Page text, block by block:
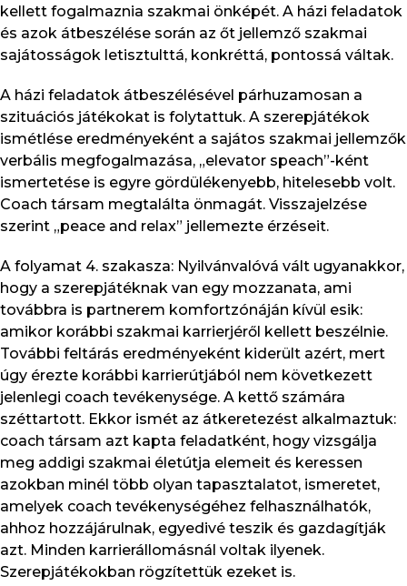
kellett fogalmaznia szakmai önképét. A házi feladatok
és azok átbeszélése során az őt jellemző szakmai
sajátosságok letisztulttá, konkréttá, pontossá váltak.
A házi feladatok átbeszélésével párhuzamosan a
szituációs játékokat is folytattuk. A szerepjátékok
ismétlése eredményeként a sajátos szakmai jellemzők
verbális megfogalmazása, „elevator speach”-ként
ismertetése is egyre gördülékenyebb, hitelesebb volt.
Coach társam megtalálta önmagát. Visszajelzése
szerint „peace and relax” jellemezte érzéseit.
A folyamat 4. szakasza: Nyilvánvalóvá vált ugyanakkor,
hogy a szerepjátéknak van egy mozzanata, ami
továbbra is partnerem komfortzónáján kívül esik:
amikor korábbi szakmai karrierjéről kellett beszélnie.
További feltárás eredményeként kiderült azért, mert
úgy érezte korábbi karrierútjából nem következett
jelenlegi coach tevékenysége. A kettő számára
széttartott. Ekkor ismét az átkeretezést alkalmaztuk:
coach társam azt kapta feladatként, hogy vizsgálja
meg addigi szakmai életútja elemeit és keressen
azokban minél több olyan tapasztalatot, ismeretet,
amelyek coach tevékenységéhez felhasználhatók,
ahhoz hozzájárulnak, egyedivé teszik és gazdagítják
azt. Minden karrierállomásnál voltak ilyenek.
Szerepjátékokban rögzítettük ezeket is.